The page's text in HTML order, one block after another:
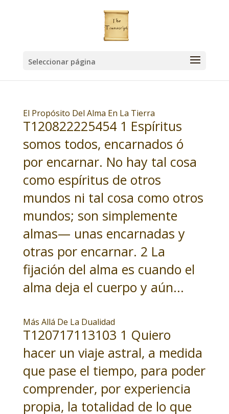
Seleccionar página
El Propósito Del Alma En La Tierra
T120822225454 1 Espíritus
somos todos, encarnados ó
por encarnar. No hay tal cosa
como espíritus de otros
mundos ni tal cosa como otros
mundos; son simplemente
almas— unas encarnadas y
otras por encarnar. 2 La
fijación del alma es cuando el
alma deja el cuerpo y aún...
Más Allá De La Dualidad
T120717113103 1 Quiero
hacer un viaje astral, a medida
que pase el tiempo, para poder
comprender, por experiencia
propia, la totalidad de lo que